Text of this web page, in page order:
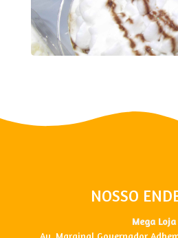
NOSSO
Mega Loja